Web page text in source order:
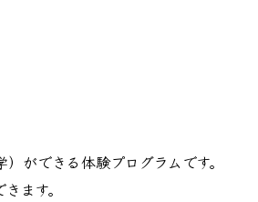
ができる体験プログラムです。
ます。